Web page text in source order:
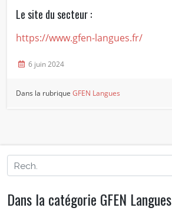
Le site du secteur :
https://www.gfen-langues.fr/
6 juin 2024
Dans la rubriqueGFEN Langues
Dans la catégorie GFEN Langues